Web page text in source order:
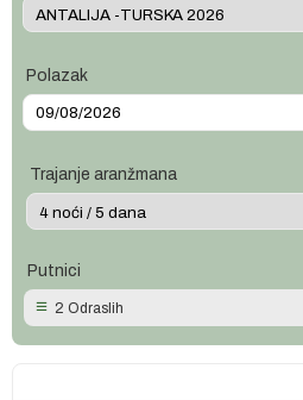
Polazak
Trajanje aranžmana
Putnici
2 Odraslih